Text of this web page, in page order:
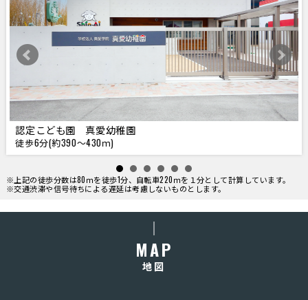
認定こども園 真愛幼稚園
徒歩6分(約390～430ｍ)
※上記の徒歩分数は80ｍを徒歩1分、自転車220ｍを１分として計算しています。
※交通渋滞や信号待ちによる遅延は考慮しないものとします。
MAP
地図